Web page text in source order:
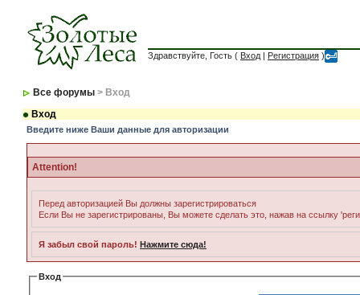
Здравствуйте, Гость ( Вход | Регистрация )
Все форумы > Вход
Вход
Введите ниже Ваши данные для авторизации
Attention!
Перед авторизацией Вы должны зарегистрироваться
Если Вы не зарегистрированы, Вы можете сделать это, нажав на ссылку
Я забыл свой пароль! Нажмите сюда!
Вход